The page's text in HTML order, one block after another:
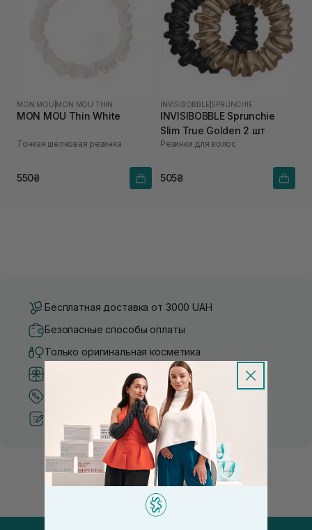
MON MOU MON MOU THIN
MON MOU Thin White
Тонкая шелковая резинка
550₴
INVISIBOBBLE SPRUNCHIE
INVISIBOBBLE Sprunchie
Slim True Golden 2 шт
Резинки для волос
505₴
Бесплатная доставка от 3000 UAH
Безопасные способы оплаты
Только оригинальная косметика
Система бонусов и лояльности
Лучшие цены и топ товары
Рекомендации от косметологов